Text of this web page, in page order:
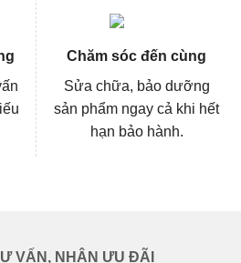
Chăm sóc đến cùng
Sửa chữa, bảo dưỡng
sản phẩm ngay cả khi hết
hạn bảo hành.
VẤN, NHẬN ƯU ĐÃI